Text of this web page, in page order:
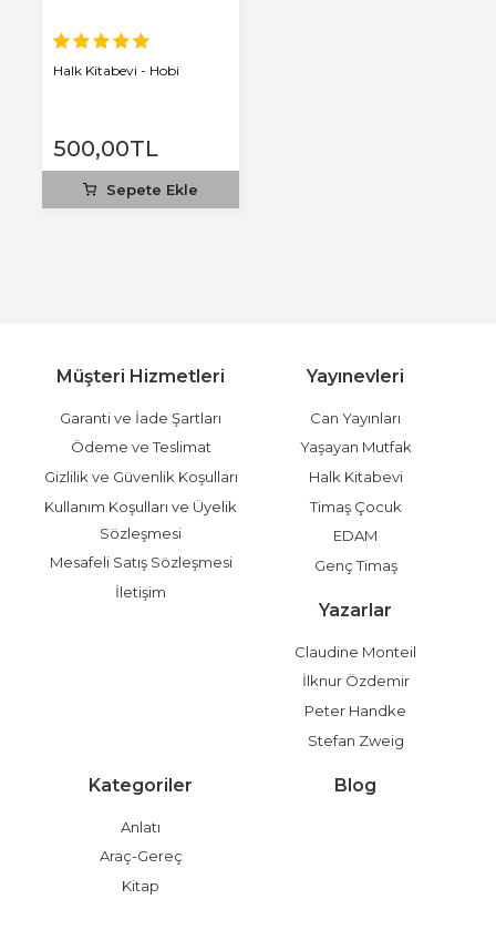
Halk Kitabevi - Hobi
500,00TL
Sepete Ekle
Müşteri Hizmetleri
Garanti ve İade Şartları
Ödeme ve Teslimat
Gizlilik ve Güvenlik Koşulları
Kullanım Koşulları ve Üyelik
Sözleşmesi
Mesafeli Satış Sözleşmesi
İletişim
Yayınevleri
Can Yayınları
Yaşayan Mutfak
Halk Kitabevi
Timaş Çocuk
EDAM
Genç Timaş
Yazarlar
Claudine Monteil
İlknur Özdemir
Peter Handke
Stefan Zweig
Kategoriler
Anlatı
Araç-Gereç
Kitap
Blog